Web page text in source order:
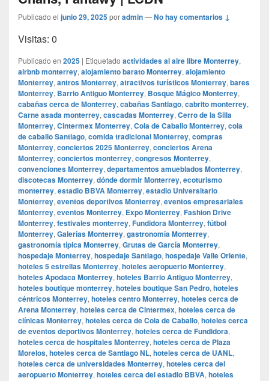
Publicado el junio 29, 2025poradmin—No hay comentarios ↓
Visitas: 0
Publicado en 2025 | Etiquetado actividades al aire libre Monterrey,
airbnb monterrey, alojamiento barato Monterrey, alojamiento
Monterrey, antros Monterrey, atractivos turísticos Monterrey, bares
Monterrey, Barrio Antiguo Monterrey, Bosque Mágico Monterrey,
cabañas cerca de Monterrey, cabañas Santiago, cabrito monterrey,
Carne asada monterrey, cascadas Monterrey, Cerro de la Silla
Monterrey, Cintermex Monterrey, Cola de Caballo Monterrey, cola
de caballo Santiago, comida tradicional Monterrey, compras
Monterrey, conciertos 2025 Monterrey, conciertos Arena
Monterrey, conciertos monterrey, congresos Monterrey,
convenciones Monterrey, departamentos amueblados Monterrey,
discotecas Monterrey, dónde dormir Monterrey, ecoturismo
monterrey, estadio BBVA Monterrey, estadio Universitario
Monterrey, eventos deportivos Monterrey, eventos empresariales
Monterrey, eventos Monterrey, Expo Monterrey, Fashion Drive
Monterrey, festivales monterrey, Fundidora Monterrey, fútbol
Monterrey, Galerías Monterrey, gastronomía Monterrey,
gastronomía típica Monterrey, Grutas de García Monterrey,
hospedaje Monterrey, hospedaje Santiago, hospedaje Valle Oriente,
hoteles 5 estrellas Monterrey, hoteles aeropuerto Monterrey,
hoteles Apodaca Monterrey, hoteles Barrio Antiguo Monterrey,
hoteles boutique monterrey, hoteles boutique San Pedro, hoteles
céntricos Monterrey, hoteles centro Monterrey, hoteles cerca de
Arena Monterrey, hoteles cerca de Cintermex, hoteles cerca de
clínicas Monterrey, hoteles cerca de Cola de Caballo, hoteles cerca
de eventos deportivos Monterrey, hoteles cerca de Fundidora,
hoteles cerca de hospitales Monterrey, hoteles cerca de Plaza
Morelos, hoteles cerca de Santiago NL, hoteles cerca de UANL,
hoteles cerca de universidades Monterrey, hoteles cerca del
aeropuerto Monterrey, hoteles cerca del estadio BBVA, hoteles